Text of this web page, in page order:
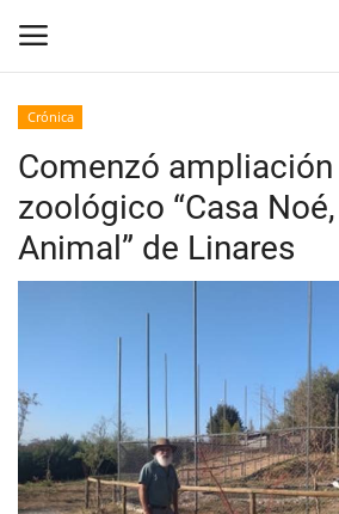
Inicio
Crónica
Policial
Deporte
Política
Crónica
Comenzó ampliación
zoológico “Casa
Animal” de Linares